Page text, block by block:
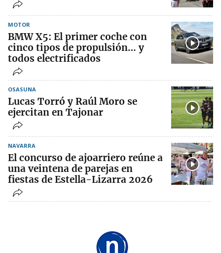
MOTOR
BMW X5: El primer coche con
cinco tipos de propulsión… y
todos electrificados
OSASUNA
Lucas Torró y Raúl Moro se
ejercitan en Tajonar
NAVARRA
El concurso de ajoarriero reúne a
una veintena de parejas en
fiestas de Estella-Lizarra 2026